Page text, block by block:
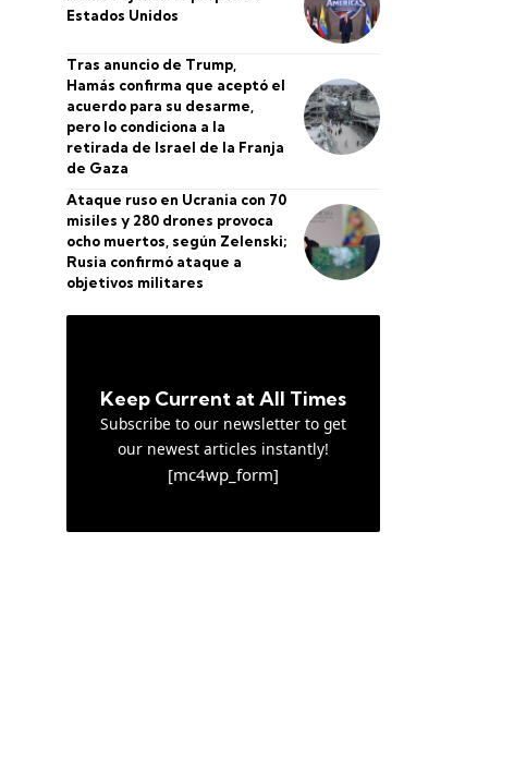
Estados Unidos
Tras anuncio de Trump,
Hamás confirma que aceptó el
acuerdo para su desarme,
pero lo condiciona a la
retirada de Israel de la Franja
de Gaza
Ataque ruso en Ucrania con 70
misiles y 280 drones provoca
ocho muertos, según Zelenski;
Rusia confirmó ataque a
objetivos militares
Keep Current at All Times
Subscribe to our newsletter to get
our newest articles instantly!
[mc4wp_form]